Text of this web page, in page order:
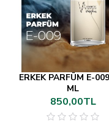
ERKEK PARFÜM E-
ML
850,00TL